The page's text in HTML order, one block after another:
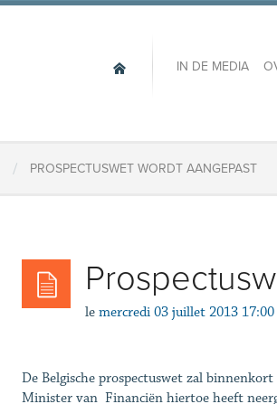
IN DE MEDIA
/ PROSPECTUSWET WORDT AANGEPAST
le mercredi 03 juillet 2013 17:00
De Belgische prospectuswet zal
Minister van Financiën hiertoe heeft